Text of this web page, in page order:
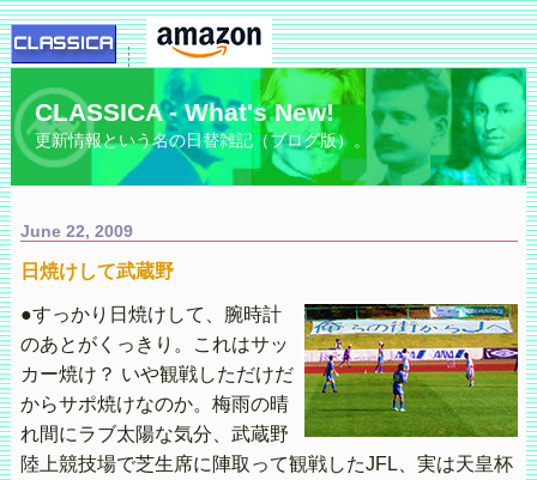
CLASSICA - What's New!
更新情報という名の日替雑記（ブログ版）。
June 22, 2009
日焼けして武蔵野
●すっかり日焼けして、腕時計
のあとがくっきり。これはサッ
カー焼け？ いや観戦しただけだ
からサポ焼けなのか。梅雨の晴
れ間にラブ太陽な気分、武蔵野
陸上競技場で芝生席に陣取って観戦したJFL、実は天皇杯